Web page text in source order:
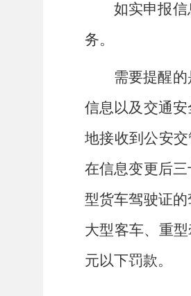
如实申报
务。
需要提醒
信息以及交通
地接收到公安
在信息变更后
型货车驾驶证
大型客车、重
元以下罚款。